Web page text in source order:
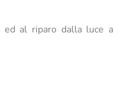
ed al riparo dalla luce a